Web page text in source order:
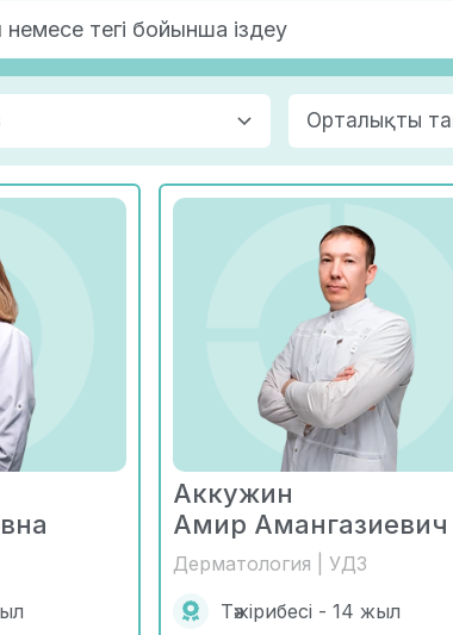
Орталықты
Аккужин
Амир Амангазиевич
Дерматология | УДЗ
Тәжірибесі - 14 жыл